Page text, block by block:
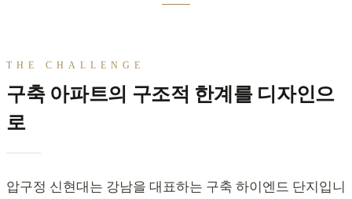
THE CHALLENGE
구축 아파트의 구조적 한계를 디자인으
로
압구정 신현대는 강남을 대표하는 구축 하이엔드 단지입니